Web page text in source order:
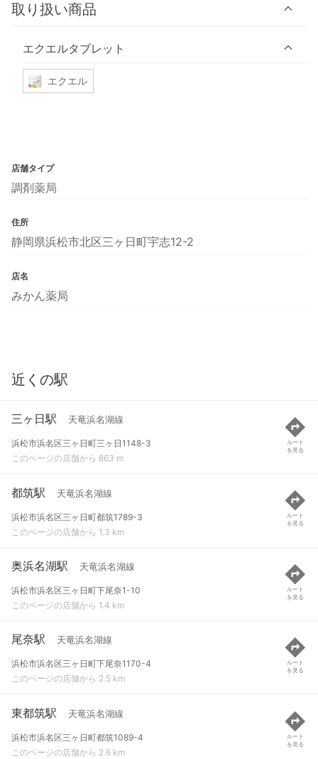
取り扱い商品
エクエルタブレット
エクエル
店舗タイプ
調剤薬局
住所
静岡県浜松市北区三ヶ日町宇志12-2
店名
みかん薬局
近くの駅
三ヶ日駅 天竜浜名湖線
浜松市浜名区三ヶ日町三ヶ日1148-3
このページの店舗から 863 m
ルート
を見る
都筑駅 天竜浜名湖線
浜松市浜名区三ヶ日町都筑1789-3
このページの店舗から 1.3 km
ルート
を見る
奥浜名湖駅 天竜浜名湖線
浜松市浜名区三ヶ日町下尾奈1-10
このページの店舗から 1.4 km
ルート
を見る
尾奈駅 天竜浜名湖線
浜松市浜名区三ヶ日町下尾奈1170-4
このページの店舗から 2.5 km
ルート
を見る
東都筑駅 天竜浜名湖線
浜松市浜名区三ヶ日町都筑1089-4
このページの店舗から 2.6 km
ルート
を見る